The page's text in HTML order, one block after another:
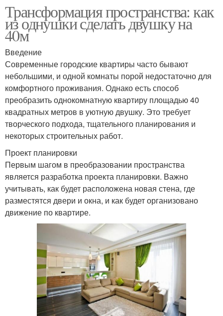
Трансформация пространства: как
из однушки сделать двушку на
40м
Введение
Современные городские квартиры часто бывают
небольшими, и одной комнаты порой недостаточно для
комфортного проживания. Однако есть способ
преобразить однокомнатную квартиру площадью 40
квадратных метров в уютную двушку. Это требует
творческого подхода, тщательного планирования и
некоторых строительных работ.
Проект планировки
Первым шагом в преобразовании пространства
является разработка проекта планировки. Важно
учитывать, как будет расположена новая стена, где
разместятся двери и окна, и как будет организовано
движение по квартире.